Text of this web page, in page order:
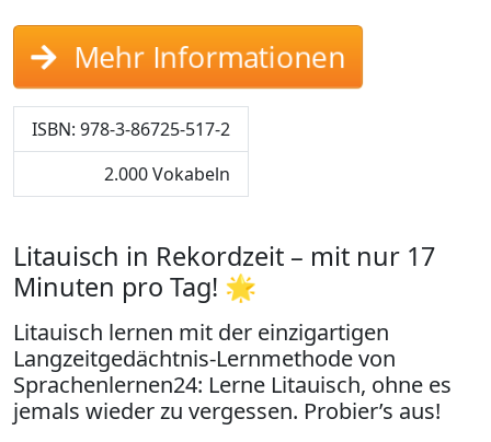
Mehr Informationen
ISBN: 978-3-86725-517-2
2.000 Vokabeln
Litauisch in Rekordzeit – mit nur 17
Minuten pro Tag! 🌟
Litauisch lernen mit der einzigartigen
Langzeitgedächtnis-Lernmethode von
Sprachenlernen24: Lerne Litauisch, ohne es
jemals wieder zu vergessen. Probier’s aus!